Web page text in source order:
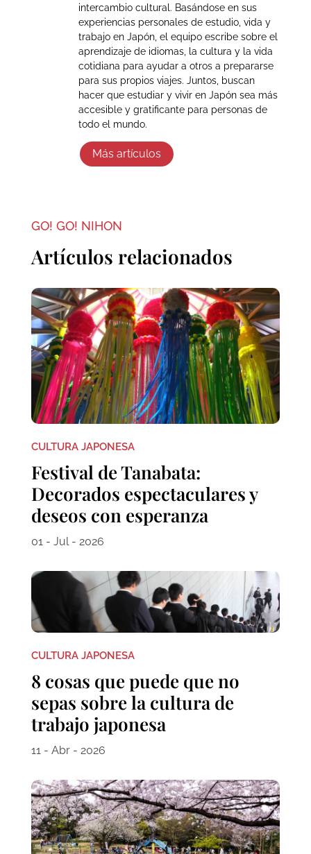
intercambio cultural. Basándose en sus
experiencias personales de estudio, vida y
trabajo en Japón, el equipo escribe sobre el
aprendizaje de idiomas, la cultura y la vida
cotidiana para ayudar a otros a prepararse
para sus propios viajes. Juntos, buscan
hacer que estudiar y vivir en Japón sea más
accesible y gratificante para personas de
todo el mundo.
Más artículos
GO! GO! NIHON
Artículos relacionados
CULTURA JAPONESA
Festival de Tanabata:
Decorados espectaculares y
deseos con esperanza
01 - Jul - 2026
CULTURA JAPONESA
8 cosas que puede que no
sepas sobre la cultura de
trabajo japonesa
11 - Abr - 2026